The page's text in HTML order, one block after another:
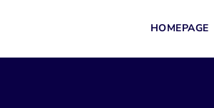
HOMEPAGE